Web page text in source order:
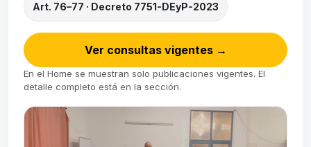
Art. 76–77 · Decreto 7751-DEyP-2023
Ver consultas vigentes →
En el Home se muestran solo publicaciones vigentes. El
detalle completo está en la sección.